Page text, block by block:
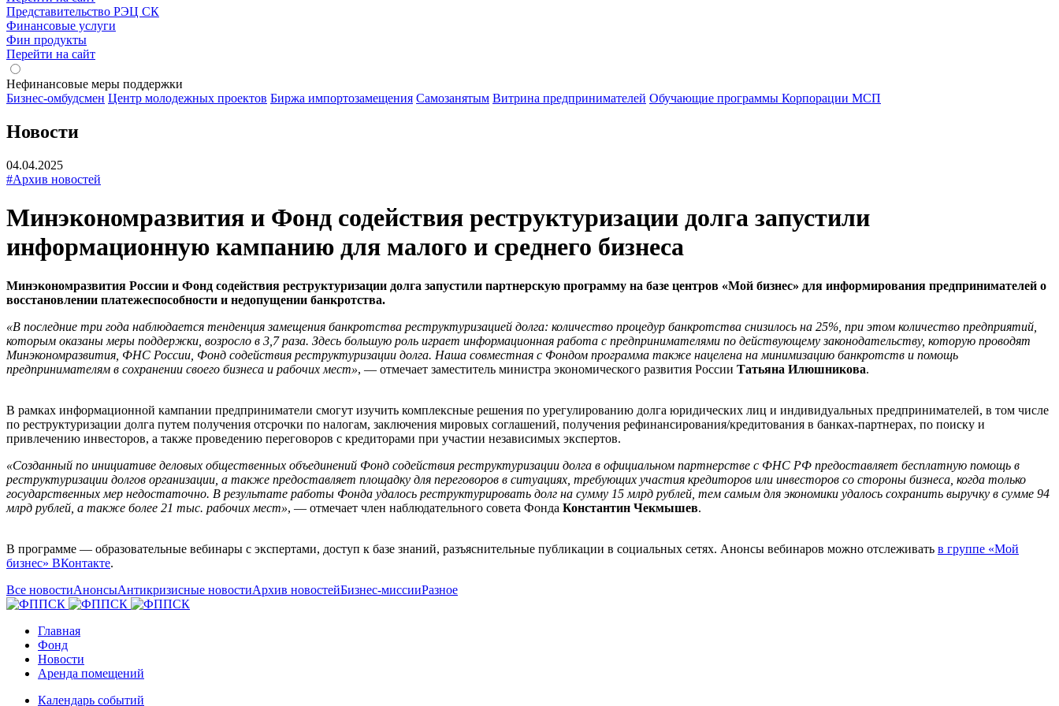
Представительство РЭЦ СК
Финансовые услуги
Фин продукты
Перейти на сайт
Нефинансовые меры поддержки
Бизнес-омбудсмен Центр молодежных проектов Биржа импортозамещения Cамозанятым Витрина предпринимателей Обучающие программы Корпорации МСП
Новости
04.04.2025
#Архив новостей
Минэкономразвития и Фонд содействия реструктуризации долга запустили
информационную кампанию для малого и среднего бизнеса
Минэкономразвития России и Фонд содействия реструктуризации долга запустили партнерскую программу на базе центров «Мой бизнес» для информирования предпринимателей о
восстановлении платежеспособности и недопущении банкротства.
«В последние три года наблюдается тенденция замещения банкротства реструктуризацией долга: количество процедур банкротства снизилось на 25%, при этом количество предприятий,
которым оказаны меры поддержки, возросло в 3,7 раза. Здесь большую роль играет информационная работа с предпринимателями по действующему законодательству, которую проводят
Минэкономразвития, ФНС России, Фонд содействия реструктуризации долга. Наша совместная с Фондом программа также нацелена на минимизацию банкротств и помощь
предпринимателям в сохранении своего бизнеса и рабочих мест», — отмечает заместитель министра экономического развития России Татьяна Илюшникова.
В рамках информационной кампании предприниматели смогут изучить комплексные решения по урегулированию долга юридических лиц и индивидуальных предпринимателей, в том числе
по реструктуризации долга путем получения отсрочки по налогам, заключения мировых соглашений, получения рефинансирования/кредитования в банках-партнерах, по поиску и
привлечению инвесторов, а также проведению переговоров с кредиторами при участии независимых экспертов.
«Созданный по инициативе деловых общественных объединений Фонд содействия реструктуризации долга в официальном партнерстве с ФНС РФ предоставляет бесплатную помощь в
реструктуризации долгов организации, а также предоставляет площадку для переговоров в ситуациях, требующих участия кредиторов или инвесторов со стороны бизнеса, когда только
государственных мер недостаточно. В результате работы Фонда удалось реструктурировать долг на сумму 15 млрд рублей, тем самым для экономики удалось сохранить выручку в сумме 94
млрд рублей, а также более 21 тыс. рабочих мест», — отмечает член наблюдательного совета Фонда Константин Чекмышев.
В программе — образовательные вебинары с экспертами, доступ к базе знаний, разъяснительные публикации в социальных сетях. Анонсы вебинаров можно отслеживать в группе «Мой
бизнес» ВКонтакте.
Все новостиАнонсыАнтикризисные новостиАрхив новостейБизнес-миссииРазное
Главная
Фонд
Новости
Аренда помещений
Календарь событий